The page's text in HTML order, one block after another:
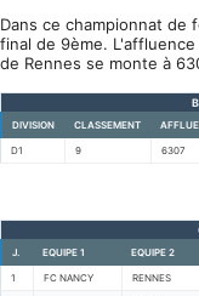
Dans ce championnat de
final de 9ème.
de Rennes se monte à
DIVISION CLASSEMENT
D1 9 6307
J. EQUIPE 1 EQUIPE 2
1 FC NANCY RENNES